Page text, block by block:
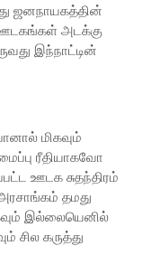
ஜனநாயகத்தின்
ஊடகங்கள் அடக்கு
இந்நாட்டின்
மிகவும்
ரீதியாகவோ
ஊடக சுதந்திரம்
தமது
இல்லையெனில்
சில கருத்து